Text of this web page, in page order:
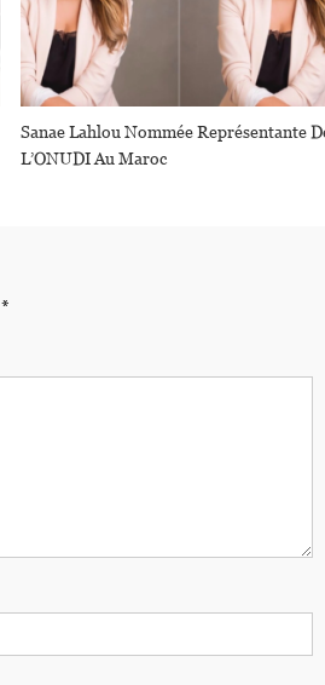
Sanae Lahlou Nommée Représentante
L’ONUDI Au Maroc
*